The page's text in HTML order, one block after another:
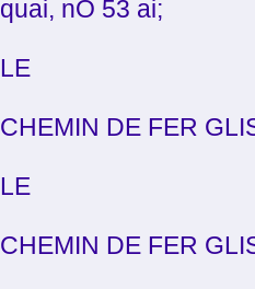
quai, nO 53 ai;
LE
CHEMIN DE FER
LE
CHEMIN DE FER